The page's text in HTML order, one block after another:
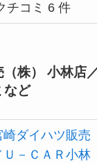
チコミ 6 件
株） 小林店
など
崎ダイハツ販売
Ｕ－ＣＡＲ小林